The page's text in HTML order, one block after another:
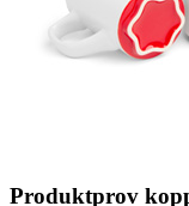
Produktprov